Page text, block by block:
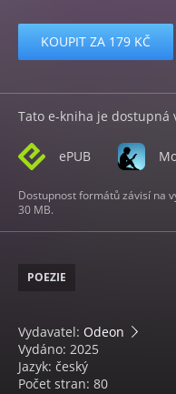
KOUPIT ZA 179 KČ
Tato e-kniha je dostupná
ePUB
Dostupnost formátů závisí na
30 MB.
POEZIE
Vydavatel: Odeon
Vydáno: 2025
Jazyk: český
Počet stran: 80